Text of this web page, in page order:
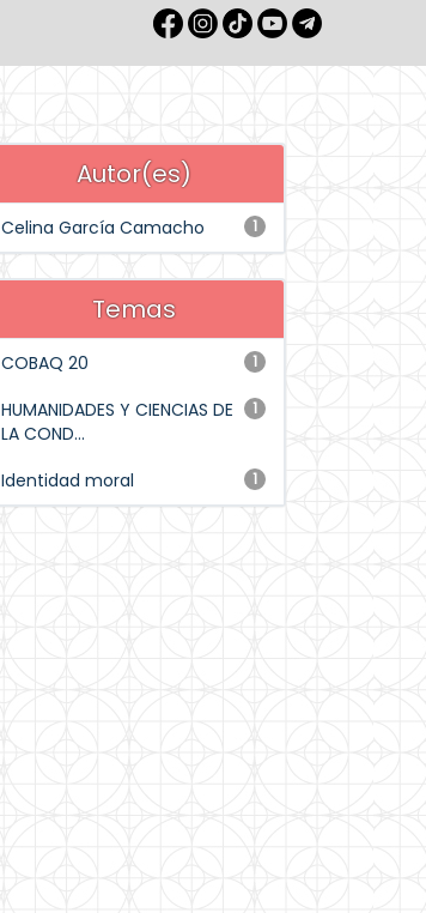
Autor(es)
1
Celina García Camacho
Temas
1
COBAQ 20
1
HUMANIDADES Y CIENCIAS DE
LA COND...
1
Identidad moral